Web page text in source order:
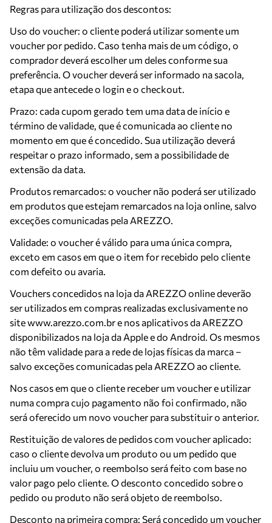
Regras para utilização dos descontos:
Uso do voucher: o cliente poderá utilizar somente um
voucher por pedido. Caso tenha mais de um código, o
comprador deverá escolher um deles conforme sua
preferência. O voucher deverá ser informado na sacola,
etapa que antecede o login e o checkout.
Prazo: cada cupom gerado tem uma data de início e
término de validade, que é comunicada ao cliente no
momento em que é concedido. Sua utilização deverá
respeitar o prazo informado, sem a possibilidade de
extensão da data.
Produtos remarcados: o voucher não poderá ser utilizado
em produtos que estejam remarcados na loja online, salvo
exceções comunicadas pela AREZZO.
Validade: o voucher é válido para uma única compra,
exceto em casos em que o item for recebido pelo cliente
com defeito ou avaria.
Vouchers concedidos na loja da AREZZO online deverão
ser utilizados em compras realizadas exclusivamente no
sitewww.arezzo.com.bre nos aplicativos da AREZZO
disponibilizados na loja da Apple e do Android. Os mesmos
não têm validade para a rede de lojas físicas da marca –
salvo exceções comunicadas pela AREZZO ao cliente.
Nos casos em que o cliente receber um voucher e utilizar
numa compra cujo pagamento não foi confirmado, não
será oferecido um novo voucher para substituir o anterior.
Restituição de valores de pedidos com voucher aplicado:
caso o cliente devolva um produto ou um pedido que
incluiu um voucher, o reembolso será feito com base no
valor pago pelo cliente. O desconto concedido sobre o
pedido ou produto não será objeto de reembolso.
Desconto na primeira compra: Será concedido um voucher